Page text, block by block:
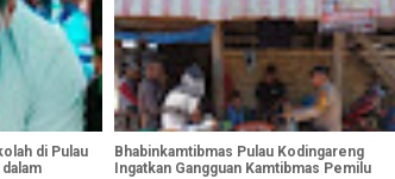
di Pulau
Bhabinkamtibmas Pulau Kodingareng
Ingatkan Gangguan Kamtibmas Pemilu